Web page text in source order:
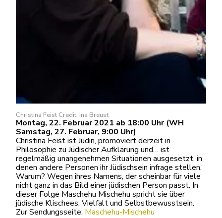
Christina Feist Credit: Ina Breust
Montag, 22. Februar 2021 ab 18:00 Uhr (WH
Samstag, 27. Februar, 9:00 Uhr)
Christina Feist ist Jüdin, promoviert derzeit in
Philosophie zu Jüdischer Aufklärung und… ist
regelmäßig unangenehmen Situationen ausgesetzt, in
denen andere Personen ihr Jüdischsein infrage stellen.
Warum? Wegen ihres Namens, der scheinbar für viele
nicht ganz in das Bild einer jüdischen Person passt. In
dieser Folge Maschehu Mischehu spricht sie über
jüdische Klischees, Vielfalt und Selbstbewusstsein.
Zur Sendungsseite: Maschehu-Mischehu